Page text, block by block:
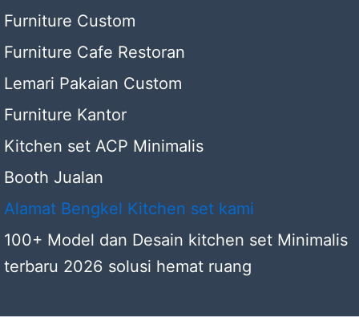
Furniture Custom
Furniture Cafe Restoran
Lemari Pakaian Custom
Furniture Kantor
Kitchen set ACP Minimalis
Booth Jualan
Alamat Bengkel Kitchen set kami
100+ Model dan Desain kitchen set Minimalis
terbaru 2026 solusi hemat ruang